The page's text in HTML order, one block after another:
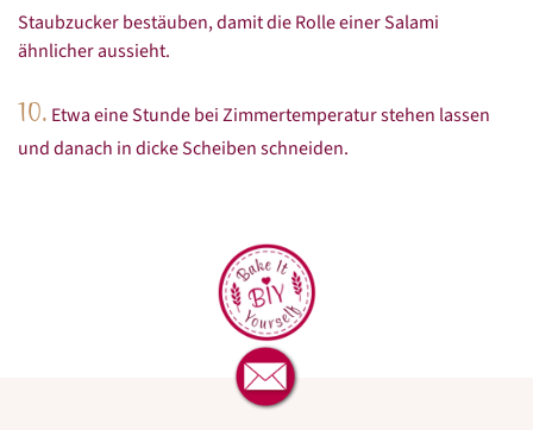
Staubzucker bestäuben, damit die Rolle einer Salami
ähnlicher aussieht.
10. Etwa eine Stunde bei Zimmertemperatur stehen lassen
und danach in dicke Scheiben schneiden.